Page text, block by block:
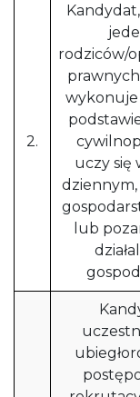
2.
rodziców/
wykonuje
uczy się
lub